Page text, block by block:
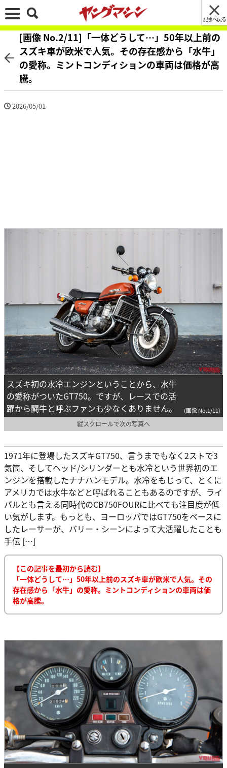
記事へ戻る
[画像 No.2/11]「一体どうして…」50年以上前の
スズキ車が欧米で人気。その存在感から「水牛」
の愛称。ミントコンディションの車両は価格が高
騰。
2026/05/01
スズキ初の水冷エンジンということから、水牛
の愛称がついたGT750。ですが、レースでの活
躍から闘牛と呼ぶファンも少なくありません。
(画像 No.1/11)
縦スクロールで次の写真へ
1971年に登場したスズキGT750、言うまでもなく2ストで3
気筒、そしてヘッド/シリンダーとも水冷という世界初のエ
ンジンを搭載したナナハンモデル。水冷をもじって、とくに
アメリカでは水牛などと呼ばれることもあるのですが、ライ
バルとも言える同時代のCB750FOURに比べても注目度が低
い気がします。もっとも、ヨーロッパではGT750をベースに
したレーサーが、バリー・シーンによって大活躍したことも
手伝 […]
【この記事を最初から読む】
「一体どうして…」50年以上前のスズキ車が欧米で人気。その
存在感から「水牛」の愛称。ミントコンディションの車両は価
格が高騰。